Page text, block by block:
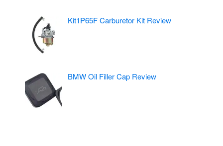
Kit1P65F Carburetor Kit Review
BMW Oil Filler Cap Review